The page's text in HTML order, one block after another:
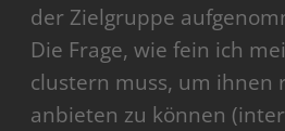
der Zielgruppe
Die Frage, wie fein ich
clustern muss, um ihnen
anbieten zu können